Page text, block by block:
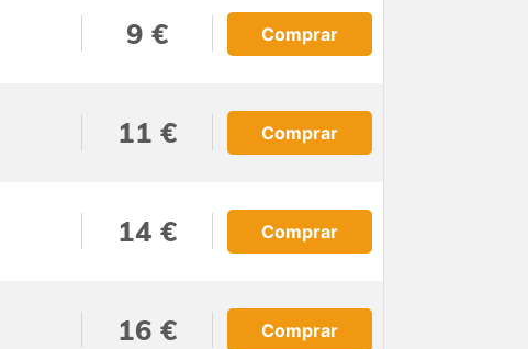
9 € Comprar
11 € Comprar
14 € Comprar
16 € Comprar